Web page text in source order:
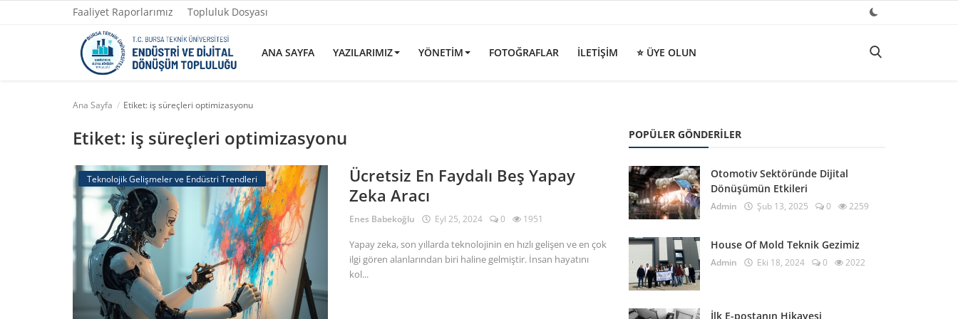
Faaliyet Raporlarımız Topluluk Dosyası
ANA SAYFA YAZILARIMIZ YÖNETIM FOTOĞRAFLAR İLETIŞIM ⭐ ÜYE OLUN
Topluluk Dosyası
Ana Sayfa Etiket: iş süreçleri optimizasyonu
Etiket: iş süreçleri optimizasyonu
Teknolojik Gelişmeler ve Endüstri Trendleri
Ücretsiz En Faydalı Beş Yapay
Zeka Aracı
Enes Babekoğlu Eyl 25, 2024 0 1951
Yapay zeka, son yıllarda teknolojinin en hızlı gelişen ve en çok
ilgi gören alanlarından biri haline gelmiştir. İnsan hayatını
kol...
POPÜLER GÖNDERILER
Otomotiv Sektöründe Dijital
Dönüşümün Etkileri
Admin Şub 13, 2025 0 2259
House Of Mold Teknik Gezimiz
Admin Eki 18, 2024 0 2022
İlk E-postanın Hikayesi